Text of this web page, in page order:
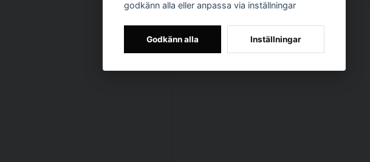
godkänn alla eller anpassa via inställningar
Godkänn alla Inställningar